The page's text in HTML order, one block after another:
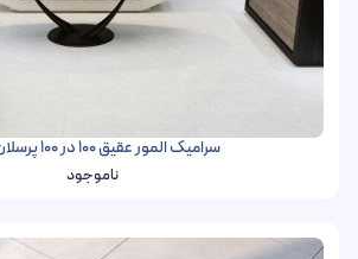
سرامیک المور عقیق 100 در 100 پرسلان مات
ناموجود